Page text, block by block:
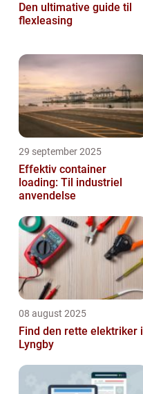
Den ultimative guide til
flexleasing
29 september 2025
Effektiv container
loading: Til industriel
anvendelse
08 august 2025
Find den rette elektriker i
Lyngby